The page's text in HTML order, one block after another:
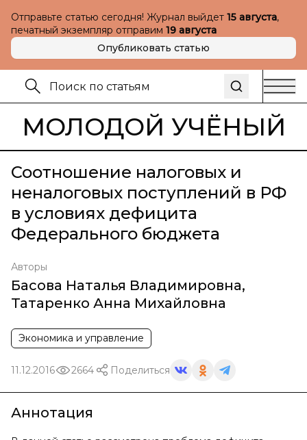
Отправьте статью сегодня! Журнал выйдет 15 августа,
печатный экземпляр отправим 19 августа
Опубликовать статью
МОЛОДОЙ УЧЁНЫЙ
Соотношение налоговых и
неналоговых поступлений в РФ
в условиях дефицита
Федерального бюджета
Авторы
Басова Наталья Владимировна,
Татаренко Анна Михайловна
Экономика и управление
11.12.2016 2664 Поделиться
Аннотация